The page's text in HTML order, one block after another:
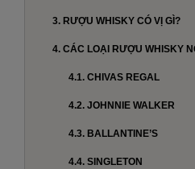
3. RƯỢU WHISKY CÓ VỊ GÌ?
4. CÁC LOẠI RƯỢU WHISKY
4.1. CHIVAS REGAL
4.2. JOHNNIE WALKER
4.3. BALLANTINE’S
4.4. SINGLETON